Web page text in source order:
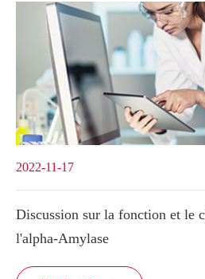
2022-11-17
Discussion sur la fonction et le
l'alpha-Amylase